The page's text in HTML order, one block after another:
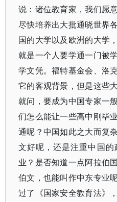
说：诸位教育家，我们愿
尽快培养出大批通晓世界
国的大学以及欧洲的大学
就是一个人要学通一门被
学文凭。福特基金会、洛
它的客观背景，但是这些
就问，要成为中国专家一
们怎么能让一些高中刚毕
通呢？中国如此之大而复
文好呢，还是注重中国
业？是否知道一点阿拉伯
伯文，也能叫作中东专业
过了《国家安全教育法》